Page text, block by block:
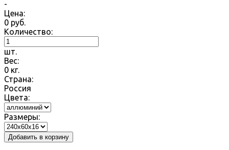
-
Цена:
0 руб.
Количество:
шт.
Вес:
0 кг.
Страна:
Россия
Цвета:
Размеры:
Добавить в корзину